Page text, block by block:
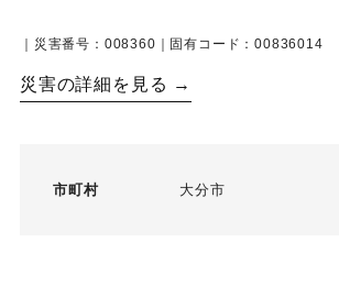
｜災害番号：008360｜固有コード：00836014
災害の詳細を見る →
市町村 大分市